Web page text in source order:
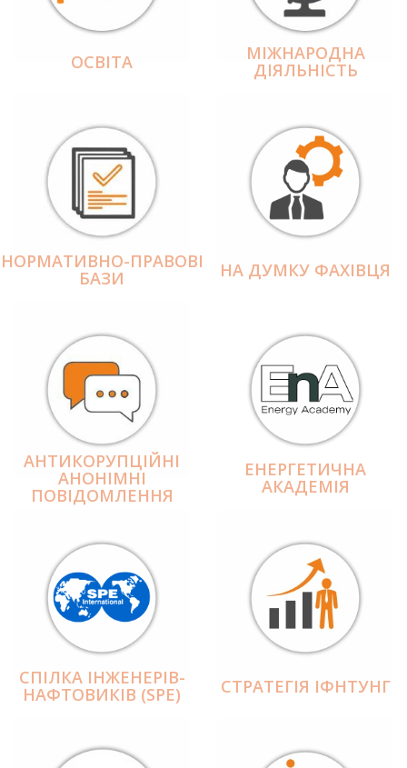
ОСВІТА МІЖНАРОДНА
ДІЯЛЬНІCТЬ
НОРМАТИВНО-ПРАВОВІ
БАЗИ НА ДУМКУ ФАХІВЦЯ
АНТИКОРУПЦІЙНІ
АНОНІМНІ
ПОВІДОМЛЕННЯ
ЕНЕРГЕТИЧНА
АКАДЕМІЯ
СПІЛКА ІНЖЕНЕРІВ-
НАФТОВИКІВ (SPE) СТРАТЕГІЯ ІФНТУНГ